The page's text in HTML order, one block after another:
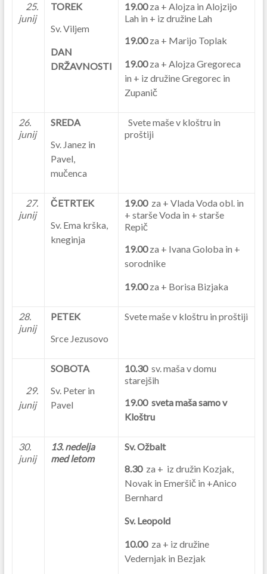
25.
junij
TOREK
Sv. Viljem
DAN
DRŽAVNOSTI
19.00za + Alojza in Alojzijo
Lah in + iz družine Lah
19.00za + Marijo Toplak
19.00za + Alojza Gregoreca
in + iz družine Gregorec in
Zupanič
26.
junij
SREDA
Sv. Janez in
Pavel,
mučenca
Svete maše v kloštru in
proštiji
27.
junij
ČETRTEK
Sv. Ema krška,
kneginja
19.00za + Vlada Voda obl. in
+ starše Voda in + starše
Repič
19.00za + Ivana Goloba in +
sorodnike
19.00za + Borisa Bizjaka
28.
junij
PETEK
Srce Jezusovo
Svete maše v kloštru in proštiji
29.
junij
SOBOTA
Sv. Peter in
Pavel
10.30 sv. maša v domu
starejših
19.00 sveta maša samo v
Kloštru
30.
junij
13. nedelja
med letom
Sv. Ožbalt
8.30za + iz družin Kozjak,
Novak in Emeršič in +Anico
Bernhard
Sv. Leopold
10.00za + iz družine
Vedernjak in Bezjak